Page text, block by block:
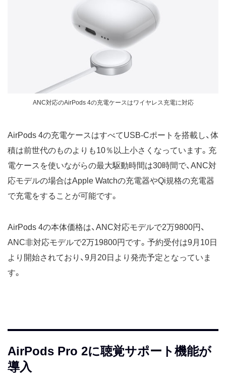
ANC対応のAirPods 4の充電ケースはワイヤレス充電に対応
AirPods 4の充電ケースはすべてUSB-Cポートを搭載し、体
積は前世代のものよりも10％以上小さくなっています。充
電ケースを使いながらの最大駆動時間は30時間で、ANC対
応モデルの場合はApple Watchの充電器やQi規格の充電器
で充電をすることが可能です。
AirPods 4の本体価格は、ANC対応モデルで2万9800円、
ANC非対応モデルで2万19800円です。予約受付は9月10日
より開始されており、9月20日より発売予定となっていま
す。
AirPods Pro 2に聴覚サポート機能が
導入